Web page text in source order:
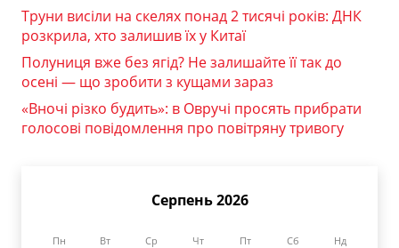
Труни висіли на скелях понад 2 тисячі років: ДНК
розкрила, хто залишив їх у Китаї
Полуниця вже без ягід? Не залишайте її так до
осені — що зробити з кущами зараз
«Вночі різко будить»: в Овручі просять прибрати
голосові повідомлення про повітряну тривогу
Серпень 2026
Пн Вт Ср Чт Пт Сб Нд